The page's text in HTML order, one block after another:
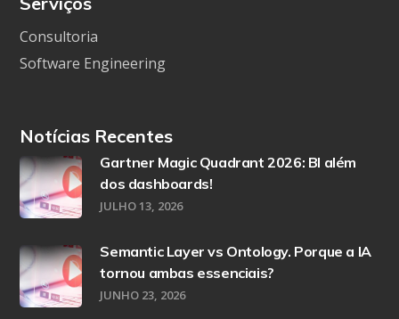
Consultoria
Software Engineering
Notícias Recentes
Gartner Magic Quadrant 2026: BI além
dos dashboards!
JULHO 13, 2026
Semantic Layer vs Ontology. Porque a IA
tornou ambas essenciais?
JUNHO 23, 2026